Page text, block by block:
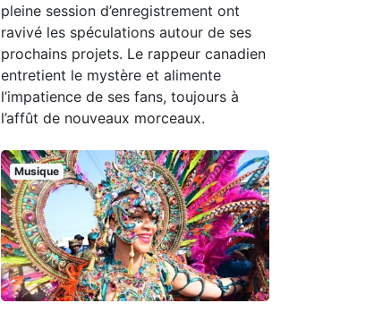
pleine session d’enregistrement ont
ravivé les spéculations autour de ses
prochains projets. Le rappeur canadien
entretient le mystère et alimente
l’impatience de ses fans, toujours à
l’affût de nouveaux morceaux.
Musique